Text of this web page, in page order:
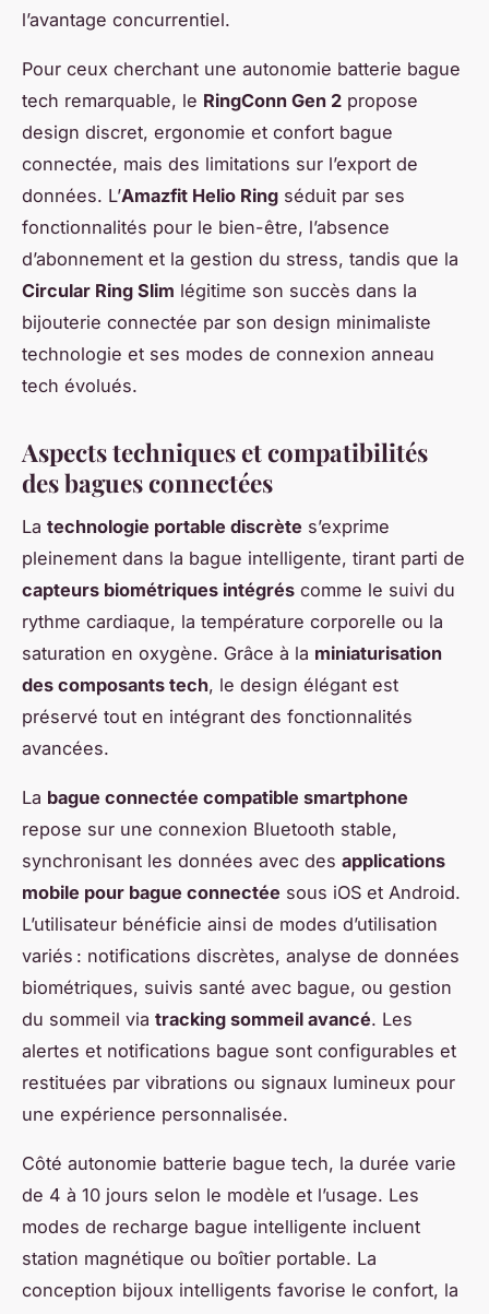
l’avantage concurrentiel.
Pour ceux cherchant une autonomie batterie bague
tech remarquable, le RingConn Gen 2 propose
design discret, ergonomie et confort bague
connectée, mais des limitations sur l’export de
données. L’Amazfit Helio Ring séduit par ses
fonctionnalités pour le bien-être, l’absence
d’abonnement et la gestion du stress, tandis que la
Circular Ring Slim légitime son succès dans la
bijouterie connectée par son design minimaliste
technologie et ses modes de connexion anneau
tech évolués.
Aspects techniques et compatibilités
des bagues connectées
La technologie portable discrète s’exprime
pleinement dans la bague intelligente, tirant parti de
capteurs biométriques intégrés comme le suivi du
rythme cardiaque, la température corporelle ou la
saturation en oxygène. Grâce à la miniaturisation
des composants tech, le design élégant est
préservé tout en intégrant des fonctionnalités
avancées.
La bague connectée compatible smartphone
repose sur une connexion Bluetooth stable,
synchronisant les données avec des applications
mobile pour bague connectée sous iOS et Android.
L’utilisateur bénéficie ainsi de modes d’utilisation
variés : notifications discrètes, analyse de données
biométriques, suivis santé avec bague, ou gestion
du sommeil via tracking sommeil avancé. Les
alertes et notifications bague sont configurables et
restituées par vibrations ou signaux lumineux pour
une expérience personnalisée.
Côté autonomie batterie bague tech, la durée varie
de 4 à 10 jours selon le modèle et l’usage. Les
modes de recharge bague intelligente incluent
station magnétique ou boîtier portable. La
conception bijoux intelligents favorise le confort, la